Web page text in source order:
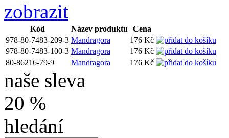
zobrazit
Kód Název produktu
Cena
978-80-7483-209-3 Mandragora
176 Kč
978-80-7483-100-3 Mandragora
176 Kč
80-86216-79-9
Mandragora 176 Kč
naše sleva
20 %
hledání